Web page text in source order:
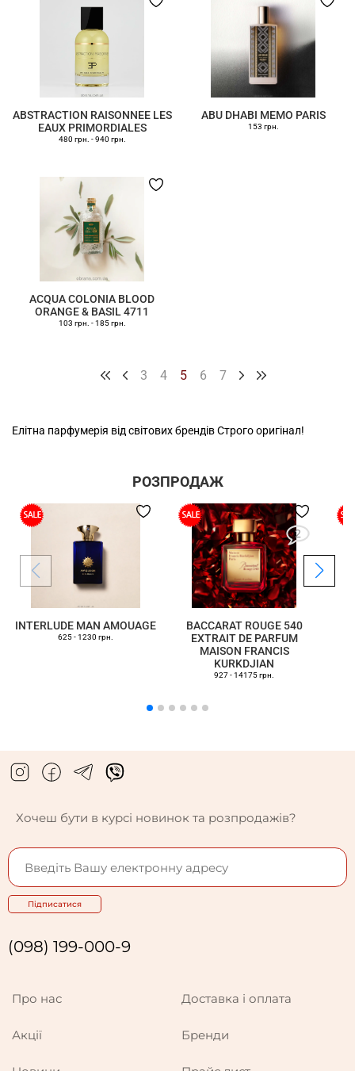
ABSTRACTION RAISONNEE LES
EAUX PRIMORDIALES
480 грн. -940 грн.
ABU DHABI MEMO PARIS
153 грн.
ACQUA COLONIA BLOOD
ORANGE & BASIL 4711
103 грн. -185 грн.
3 4 5 6 7
Елітна парфумерія від світових брендів Строго оригінал!
РОЗПРОДАЖ
INTERLUDE MAN AMOUAGE
625 - 1230 грн.
2
BACCARAT ROUGE 540
EXTRAIT DE PARFUM
MAISON FRANCIS
KURKDJIAN
927 - 14175 грн.
Хочеш бути в курсі новинок та розпродажів?
Підписатися
(098) 199-000-9
Про нас Доставка і оплата
Акції Бренди